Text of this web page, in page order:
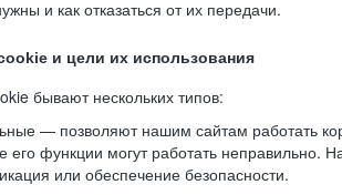
и как отказаться от их передачи.
и цели их использования
бывают нескольких типов:
— позволяют нашим сайтам работать
его функции могут работать неправильно.
или обеспечение безопасности.